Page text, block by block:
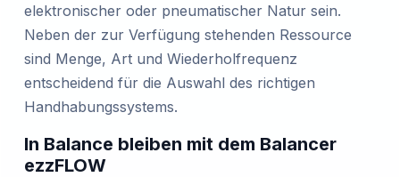
elektronischer oder pneumatischer Natur sein.
Neben der zur Verfügung stehenden Ressource
sind Menge, Art und Wiederholfrequenz
entscheidend für die Auswahl des richtigen
Handhabungssystems.
In Balance bleiben mit dem Balancer
ezzFLOW